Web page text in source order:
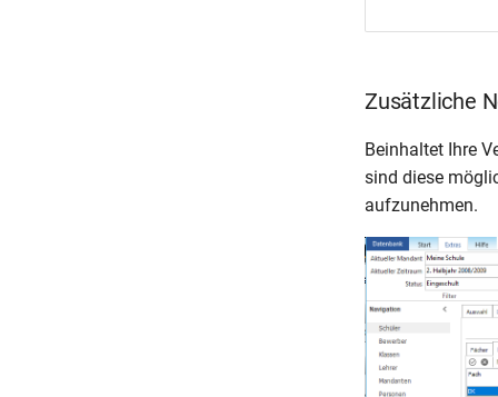
Zusätzliche
Beinhaltet Ihre
sind diese
aufzunehmen.